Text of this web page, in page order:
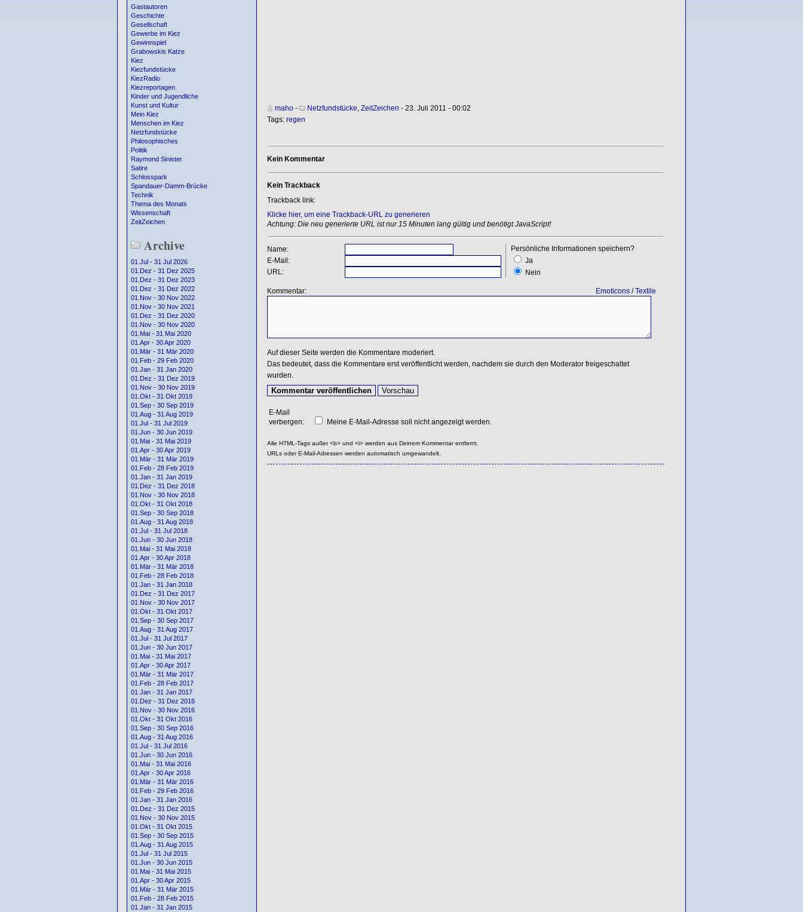
Gastautoren
Geschichte
Gesellschaft
Gewerbe im Kiez
Gewinnspiel
Grabowskis Katze
Kiez
Kiezfundstücke
KiezRadio
Kiezreportagen
Kinder und Jugendliche
Kunst und Kultur
Mein Kiez
Menschen im Kiez
Netzfundstücke
Philosophisches
Politik
Raymond Sinister
Satire
Schlosspark
Spandauer-Damm-Brücke
Technik
Thema des Monats
Wissenschaft
ZeitZeichen
Archive
01.Jul - 31 Jul 2026
01.Dez - 31 Dez 2025
01.Dez - 31 Dez 2023
01.Dez - 31 Dez 2022
01.Nov - 30 Nov 2022
01.Nov - 30 Nov 2021
01.Dez - 31 Dez 2020
01.Nov - 30 Nov 2020
01.Mai - 31 Mai 2020
01.Apr - 30 Apr 2020
01.Mär - 31 Mär 2020
01.Feb - 29 Feb 2020
01.Jan - 31 Jan 2020
01.Dez - 31 Dez 2019
01.Nov - 30 Nov 2019
01.Okt - 31 Okt 2019
01.Sep - 30 Sep 2019
01.Aug - 31 Aug 2019
01.Jul - 31 Jul 2019
01.Jun - 30 Jun 2019
01.Mai - 31 Mai 2019
01.Apr - 30 Apr 2019
01.Mär - 31 Mär 2019
01.Feb - 28 Feb 2019
01.Jan - 31 Jan 2019
01.Dez - 31 Dez 2018
01.Nov - 30 Nov 2018
01.Okt - 31 Okt 2018
01.Sep - 30 Sep 2018
01.Aug - 31 Aug 2018
01.Jul - 31 Jul 2018
01.Jun - 30 Jun 2018
01.Mai - 31 Mai 2018
01.Apr - 30 Apr 2018
01.Mär - 31 Mär 2018
01.Feb - 28 Feb 2018
01.Jan - 31 Jan 2018
01.Dez - 31 Dez 2017
01.Nov - 30 Nov 2017
01.Okt - 31 Okt 2017
01.Sep - 30 Sep 2017
01.Aug - 31 Aug 2017
01.Jul - 31 Jul 2017
01.Jun - 30 Jun 2017
01.Mai - 31 Mai 2017
01.Apr - 30 Apr 2017
01.Mär - 31 Mär 2017
01.Feb - 28 Feb 2017
01.Jan - 31 Jan 2017
01.Dez - 31 Dez 2016
01.Nov - 30 Nov 2016
01.Okt - 31 Okt 2016
01.Sep - 30 Sep 2016
01.Aug - 31 Aug 2016
01.Jul - 31 Jul 2016
01.Jun - 30 Jun 2016
01.Mai - 31 Mai 2016
01.Apr - 30 Apr 2016
01.Mär - 31 Mär 2016
01.Feb - 29 Feb 2016
01.Jan - 31 Jan 2016
01.Dez - 31 Dez 2015
01.Nov - 30 Nov 2015
01.Okt - 31 Okt 2015
01.Sep - 30 Sep 2015
01.Aug - 31 Aug 2015
01.Jul - 31 Jul 2015
01.Jun - 30 Jun 2015
01.Mai - 31 Mai 2015
01.Apr - 30 Apr 2015
01.Mär - 31 Mär 2015
01.Feb - 28 Feb 2015
01.Jan - 31 Jan 2015
maho- Netzfundstücke ZeitZeichen - 23. Juli 2011 - 00:02
Tags: regen
Kein Kommentar
Kein Trackback
Trackback link:
Klicke hier, um eine Trackback-URL zu generieren
Achtung: Die neu generierte URL ist nur 15 Minuten lang gültig und benötigt JavaScript!
Name:
Persönliche Informationen speichern?
Ja
Nein
E-Mail:
URL:
Kommentar: Emoticons/Textile
Auf dieser Seite werden die Kommentare moderiert.
Das bedeutet, dass die Kommentare erst veröffentlicht werden, nachdem sie durch den Moderator freigeschaltet
wurden.
E-Mail
verbergen:
Meine E-Mail-Adresse soll nicht angezeigt werden.
Alle HTML-Tags außer <b> und <i> werden aus Deinem Kommentar entfernt.
URLs oder E-Mail-Adressen werden automatisch umgewandelt.